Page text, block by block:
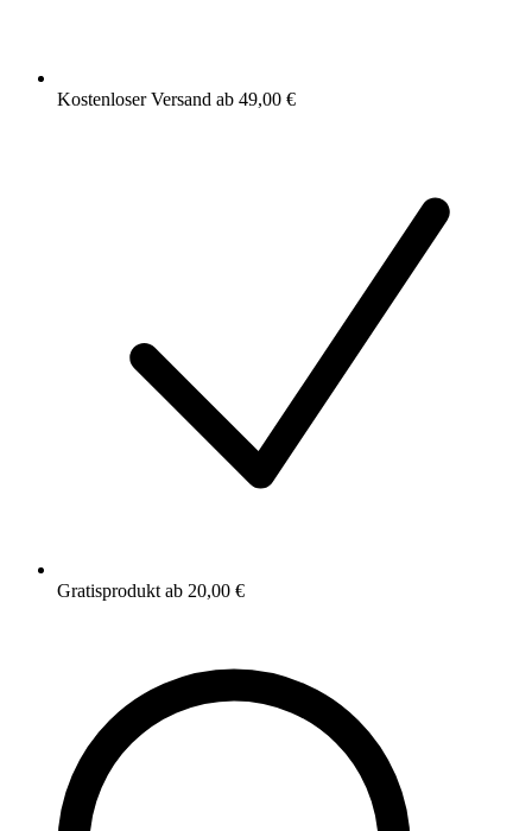
Kostenloser Versand ab 49,00 €
Gratisprodukt ab 20,00 €